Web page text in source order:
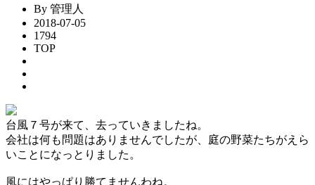
By 管理人
2018-07-05
1794
TOP
台風７号が来て、去っていきましたね。
会社は何も問題はありませんでしたが、庭の野菜たちがえら
いことになっとりました。
風にはやっぱり勝てませんわね。